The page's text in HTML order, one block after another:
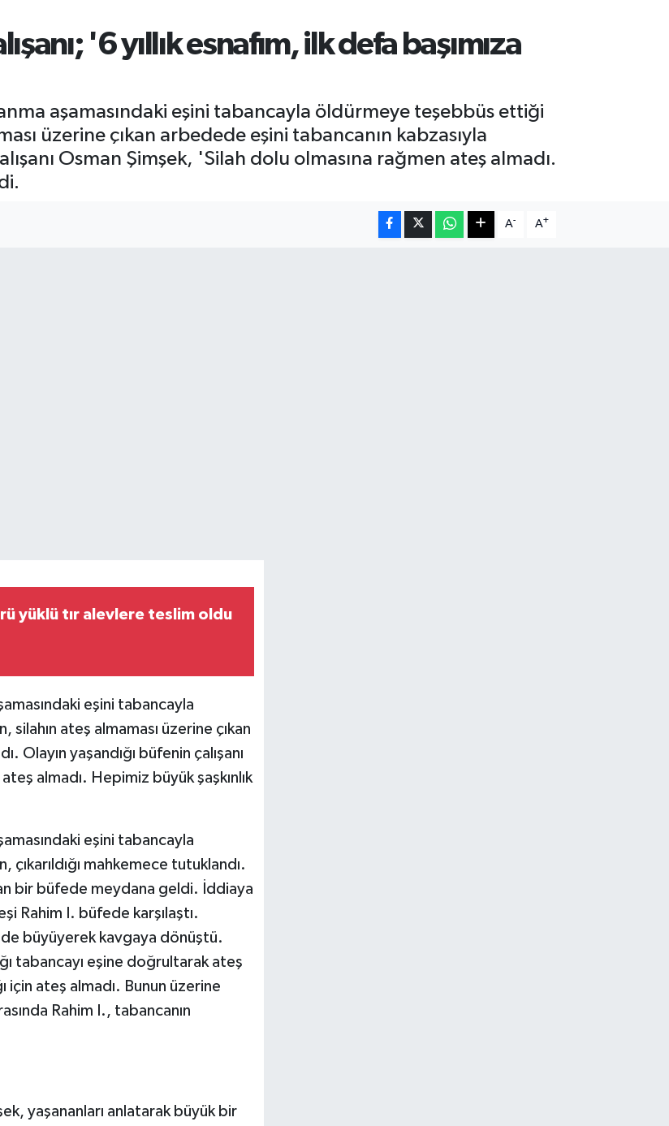
'6 yıllık esnafım, ilk defa başımıza
aşamasındaki eşini tabancayla öldürmeye teşebbüs ettiği
üzerine çıkan arbedede eşini tabancanın kabzasıyla
Osman Şimşek, 'Silah dolu olmasına rağmen ateş almadı.
A- A+
yüklü tır alevlere teslim oldu
eşini tabancayla
ateş almaması üzerine çıkan
Olayın yaşandığı büfenin çalışanı
almadı. Hepimiz büyük şaşkınlık
eşini tabancayla
mahkemece tutuklandı.
bir büfede meydana geldi. İddiaya
Rahim I. büfede karşılaştı.
büyüyerek kavgaya dönüştü.
tabancayı eşine doğrultarak ateş
ateş almadı. Bunun üzerine
Rahim I., tabancanın
yaşananları anlatarak büyük bir